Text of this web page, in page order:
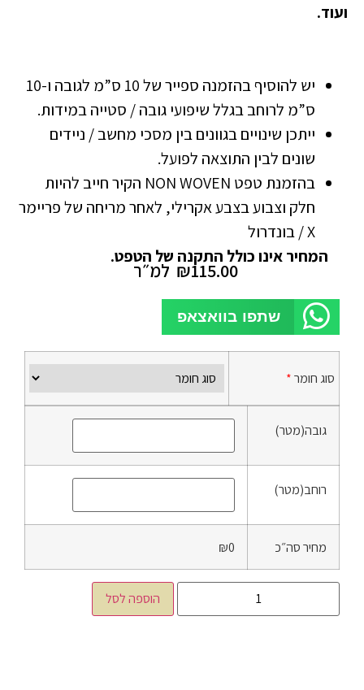
ועוד.
יש להוסיף בהזמנה ספייר של 10 ס”מ לגובה ו-10
ס”מ לרוחב בגלל שיפועי גובה / סטייה במידות.
ייתכן שינויים בגוונים בין מסכי מחשב / ניידים
שונים לבין התוצאה לפועל.
בהזמנת טפט NON WOVEN הקיר חייב להיות
חלק וצבוע בצבע אקרילי, לאחר מריחה של פריימר
X / בונדרול
המחיר אינו כולל התקנה של הטפט.
₪115.00 למ״ר
שתפו בוואצאפ
סוג חומר*
גובה(מטר)
רוחב(מטר)
מחיר סה״כ ₪0
הוספה לסל